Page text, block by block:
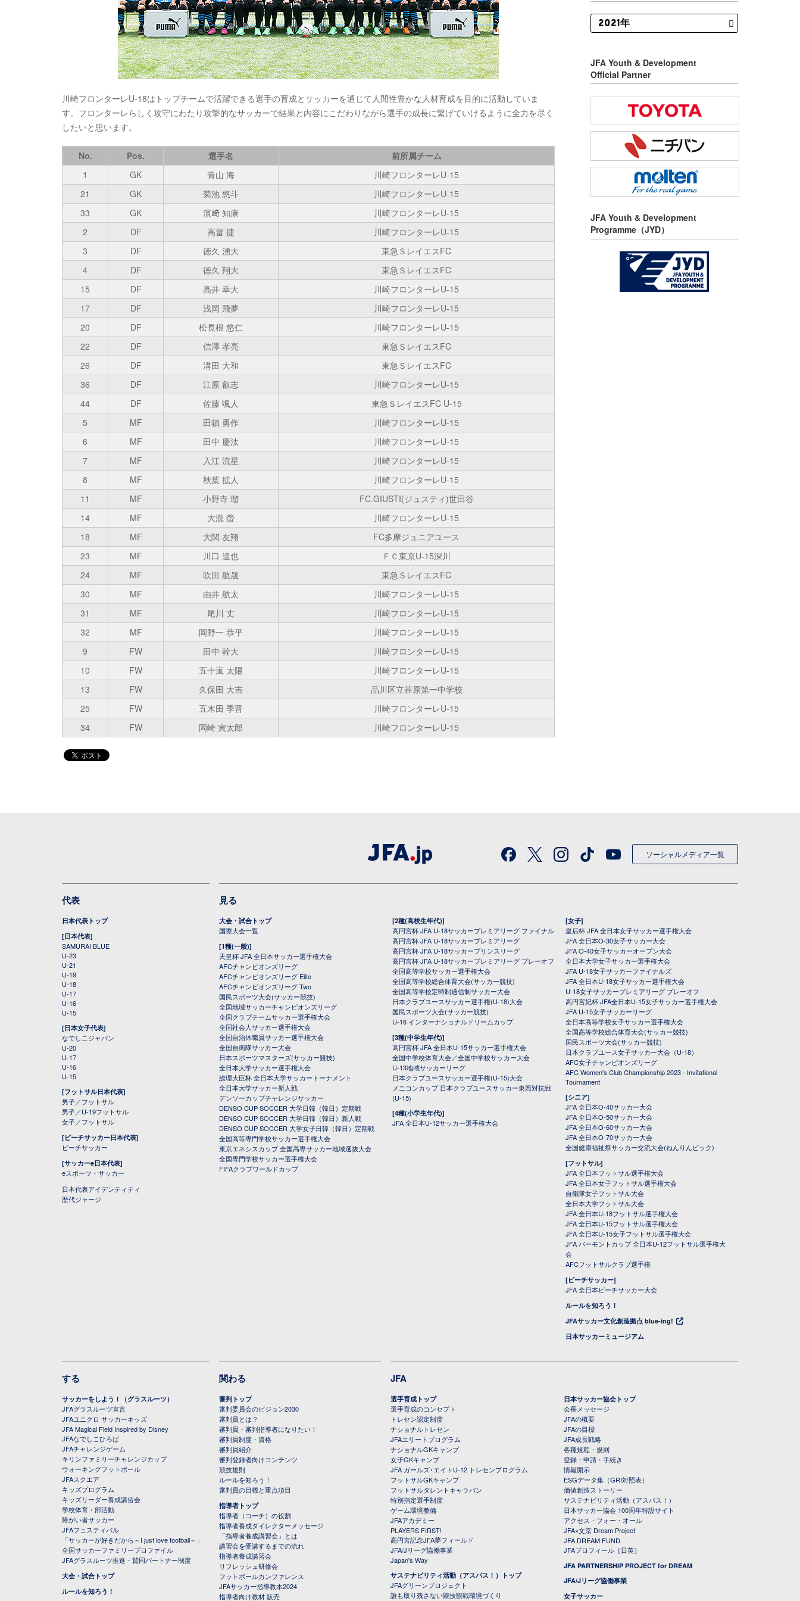
川崎フロンターレU-18はトップチームで活躍できる選手の育成とサッカーを通じて人間性豊かな人材育成を目的に活動していま
す。フロンターレらしく攻守にわたり攻撃的なサッカーで結果と内容にこだわりながら選手の成長に繋げていけるように全力を尽く
したいと思います。
No. Pos. 選手名
前所属チーム
1
GK 青山 海
川崎フロンターレU-15
21
GK 菊池 悠斗
川崎フロンターレU-15
33
GK 濱﨑 知康
川崎フロンターレU-15
2
DF 高畠 捷
川崎フロンターレU-15
3
DF 徳久 湧大
東急ＳレイエスFC
4
DF 徳久 翔大
東急ＳレイエスFC
15
DF 高井 幸大
川崎フロンターレU-15
17
DF 浅岡 飛夢
川崎フロンターレU-15
20
DF 松長根 悠仁
川崎フロンターレU-15
22
DF 信澤 孝亮
東急ＳレイエスFC
26
DF 溝田 大和
東急ＳレイエスFC
36
DF 江原 叡志
川崎フロンターレU-15
44
DF 佐藤 颯人
東急ＳレイエスFC U-15
5
MF 田鎖 勇作
川崎フロンターレU-15
6
MF 田中 慶汰
川崎フロンターレU-15
7
MF 入江 流星
川崎フロンターレU-15
8
MF 秋葉 拡人
川崎フロンターレU-15
11
MF 小野寺 瑠
FC.GIUSTI(ジュスティ)世田谷
14
MF 大瀧 螢
川崎フロンターレU-15
18
MF 大関 友翔
FC多摩ジュニアユース
23
MF 川口 達也
ＦＣ東京U-15深川
24
MF 吹田 航晟
東急ＳレイエスFC
30
MF 由井 航太
川崎フロンターレU-15
31
MF 尾川 丈
川崎フロンターレU-15
32
MF 岡野一 恭平
川崎フロンターレU-15
9
FW 田中 幹大
川崎フロンターレU-15
10
FW 五十嵐 太陽
川崎フロンターレU-15
13
FW 久保田 大吉
品川区立荏原第一中学校
25
FW 五木田 季晋
川崎フロンターレU-15
34
FW 岡崎 寅太郎 川崎フロンターレU-15
JFA Youth & Development
Official Partner
JFA Youth & Development
Programme（JYD）
ソーシャルメディア一覧
代表
日本代表トップ
[日本代表]
SAMURAI BLUE
U-23
U-21
U-19
U-18
U-17
U-16
U-15
[日本女子代表]
なでしこジャパン
U-20
U-17
U-16
U-15
[フットサル日本代表]
男子／フットサル
男子／U-19フットサル
女子／フットサル
[ビーチサッカー日本代表]
ビーチサッカー
[サッカーe日本代表]
eスポーツ・サッカー
日本代表アイデンティティ
歴代ジャージ
見る
大会・試合トップ
国際大会一覧
[1種(一般)]
天皇杯 JFA 全日本サッカー選手権大会
AFCチャンピオンズリーグ
AFCチャンピオンズリーグ Elite
AFCチャンピオンズリーグ Two
国民スポーツ大会(サッカー競技)
全国地域サッカーチャンピオンズリーグ
全国クラブチームサッカー選手権大会
全国社会人サッカー選手権大会
全国自治体職員サッカー選手権大会
全国自衛隊サッカー大会
日本スポーツマスターズ(サッカー競技)
全日本大学サッカー選手権大会
総理大臣杯 全日本大学サッカートーナメント
全日本大学サッカー新人戦
デンソーカップチャレンジサッカー
DENSO CUP SOCCER 大学日韓（韓日）定期戦
DENSO CUP SOCCER 大学日韓（韓日）新人戦
DENSO CUP SOCCER 大学女子日韓（韓日）定期戦
全国高等専門学校サッカー選手権大会
東京エネシスカップ 全国高専サッカー地域選抜大会
全国専門学校サッカー選手権大会
FIFAクラブワールドカップ
[2種(高校生年代)]
高円宮杯 JFA U-18サッカープレミアリーグ ファイナル
高円宮杯 JFA U-18サッカープレミアリーグ
高円宮杯 JFA U-18サッカープリンスリーグ
高円宮杯 JFA U-18サッカープレミアリーグ プレーオフ
全国高等学校サッカー選手権大会
全国高等学校総合体育大会(サッカー競技)
全国高等学校定時制通信制サッカー大会
日本クラブユースサッカー選手権(U-18)大会
国民スポーツ大会(サッカー競技)
U-16 インターナショナルドリームカップ
[3種(中学生年代)]
高円宮杯 JFA 全日本U-15サッカー選手権大会
全国中学校体育大会／全国中学校サッカー大会
U-13地域サッカーリーグ
日本クラブユースサッカー選手権(U-15)大会
メニコンカップ 日本クラブユースサッカー東西対抗戦
(U-15)
[4種(小学生年代)]
JFA 全日本U-12サッカー選手権大会
[女子]
皇后杯 JFA 全日本女子サッカー選手権大会
JFA 全日本O-30女子サッカー大会
JFA O-40女子サッカーオープン大会
全日本大学女子サッカー選手権大会
JFA U-18女子サッカーファイナルズ
JFA 全日本U-18女子サッカー選手権大会
U-18女子サッカープレミアリーグ プレーオフ
高円宮妃杯 JFA全日本U-15女子サッカー選手権大会
JFA U-15女子サッカーリーグ
全日本高等学校女子サッカー選手権大会
全国高等学校総合体育大会(サッカー競技)
国民スポーツ大会(サッカー競技)
日本クラブユース女子サッカー大会（U-18）
AFC女子チャンピオンズリーグ
AFC Women's Club Championship 2023 - Invitational
Tournament
[シニア]
JFA 全日本O-40サッカー大会
JFA 全日本O-50サッカー大会
JFA 全日本O-60サッカー大会
JFA 全日本O-70サッカー大会
全国健康福祉祭サッカー交流大会(ねんりんピック)
[フットサル]
JFA 全日本フットサル選手権大会
JFA 全日本女子フットサル選手権大会
自衛隊女子フットサル大会
全日本大学フットサル大会
JFA 全日本U-18フットサル選手権大会
JFA 全日本U-15フットサル選手権大会
JFA 全日本U-15女子フットサル選手権大会
JFA バーモントカップ 全日本U-12フットサル選手権大
会
AFCフットサルクラブ選手権
[ビーチサッカー]
JFA 全日本ビーチサッカー大会
ルールを知ろう！
JFAサッカー文化創造拠点 blue-ing!
日本サッカーミュージアム
する
サッカーをしよう！（グラスルーツ）
JFAグラスルーツ宣言
JFAユニクロ サッカーキッズ
JFA Magical Field Inspired by Disney
JFAなでしこひろば
JFAチャレンジゲーム
キリンファミリーチャレンジカップ
ウォーキングフットボール
JFAスクエア
キッズプログラム
キッズリーダー養成講習会
学校体育・部活動
障がい者サッカー
JFAフェスティバル
「サッカーが好きだから～I just love football～」
全国サッカーファミリープロファイル
JFAグラスルーツ推進・賛同パートナー制度
大会・試合トップ
ルールを知ろう！
関わる
審判トップ
審判委員会のビジョン2030
審判員とは？
審判員・審判指導者になりたい！
審判員制度・資格
審判員紹介
審判登録者向けコンテンツ
競技規則
ルールを知ろう！
審判員の目標と重点項目
指導者トップ
指導者（コーチ）の役割
指導者養成ダイレクターメッセージ
「指導者養成講習会」とは
講習会を受講するまでの流れ
指導者養成講習会
リフレッシュ研修会
フットボールカンファレンス
JFAサッカー指導教本2024
指導者向け教材 販売
JFA
選手育成トップ
選手育成のコンセプト
トレセン認定制度
ナショナルトレセン
JFAエリートプログラム
ナショナルGKキャンプ
女子GKキャンプ
JFA ガールズ･エイトU-12 トレセンプログラム
フットサルGKキャンプ
フットサルタレントキャラバン
特別指定選手制度
ゲーム環境整備
JFAアカデミー
PLAYERS FIRST!
高円宮記念JFA夢フィールド
JFA/Jリーグ協働事業
Japan's Way
サステナビリティ活動（アスパス！）トップ
JFAグリーンプロジェクト
誰も取り残さない競技観戦環境づくり
日本サッカー協会トップ
会長メッセージ
JFAの概要
JFAの目標
JFA成長戦略
各種規程・規則
登録・申請・手続き
情報開示
ESGデータ集（GRI対照表）
価値創造ストーリー
サステナビリティ活動（アスパス！）
日本サッカー協会 100周年特設サイト
アクセス・フォー・オール
JFA×文京 Dream Project
JFA DREAM FUND
JFAプロフィール［日英］
JFA PARTNERSHIP PROJECT for DREAM
JFA/Jリーグ協働事業
女子サッカー